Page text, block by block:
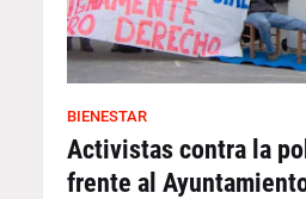
BIENESTAR
Activistas contra la
frente al